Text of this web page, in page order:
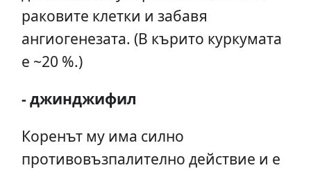
раковите клетки и забавя
ангиогенезата. (В кърито куркумата
е ~20 %.)
- джинджифил
Коренът му има силно
противовъзпалително действие и е